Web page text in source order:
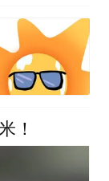
！